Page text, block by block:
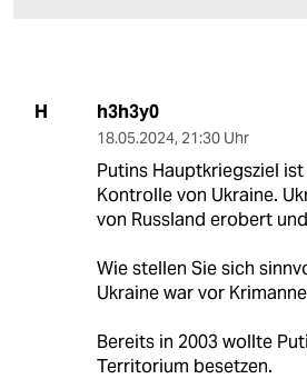
H h3h3y0
18.05.2024, 21:30 Uhr
Putins Hauptkriegsziel
Kontrolle von Ukraine.
von Russland erobert
Wie stellen Sie sich
Ukraine war vor
Bereits in 2003 wollte
Territorium besetzen.